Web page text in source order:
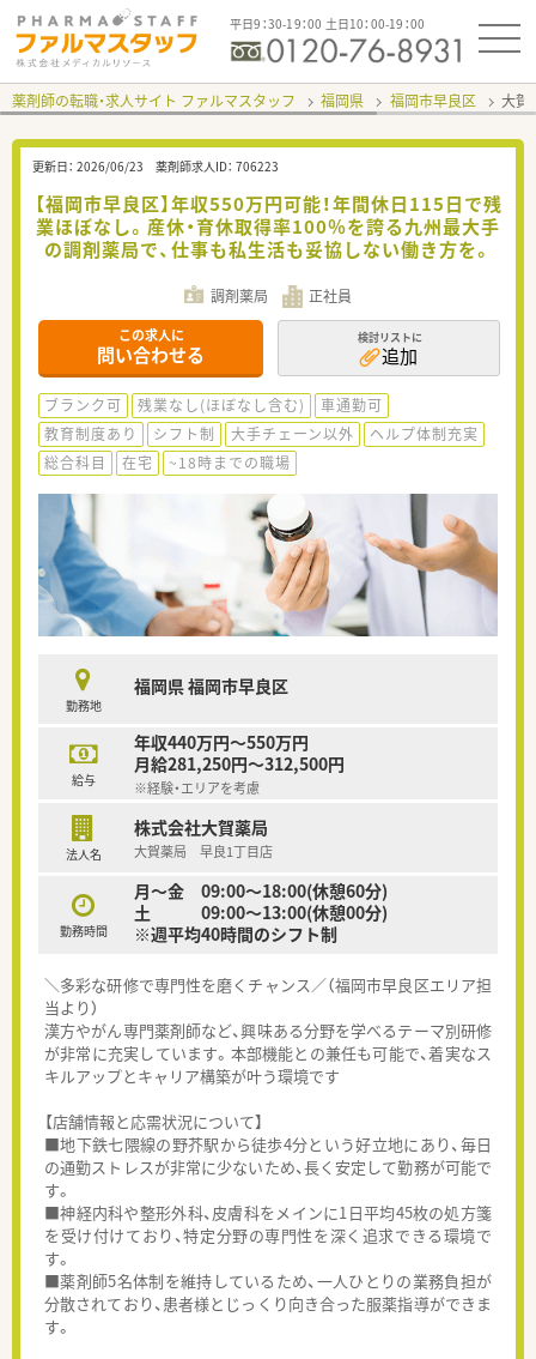
平日9：30-19：00 土日10：00-19：00
薬剤師の転職・求人サイト ファルマスタッフ 福岡県 福岡市早良区 大賀
更新日： 2026/06/23 薬剤師求人ID： 706223
【福岡市早良区】年収550万円可能！年間休日115日で残
業ほぼなし。産休・育休取得率100％を誇る九州最大手
の調剤薬局で、仕事も私生活も妥協しない働き方を。
調剤薬局 正社員
この求人に
問い合わせる
検討リストに
追加
ブランク可 残業なし(ほぼなし含む)
車通勤可
教育制度あり
シフト制 大手チェーン以外
ヘルプ体制充実
総合科目
在宅 ~18時までの職場
勤務地
福岡県 福岡市早良区
給与
年収440万円～550万円
月給281,250円～312,500円
※経験・エリアを考慮
法人名
株式会社大賀薬局
大賀薬局 早良1丁目店
勤務時間
月～金 09:00～18:00(休憩60分)
土 09:00～13:00(休憩00分)
※週平均40時間のシフト制
＼多彩な研修で専門性を磨くチャンス／（福岡市早良区エリア担
当より）
漢方やがん専門薬剤師など、興味ある分野を学べるテーマ別研修
が非常に充実しています。本部機能との兼任も可能で、着実なス
キルアップとキャリア構築が叶う環境です
【店舗情報と応需状況について】
■地下鉄七隈線の野芥駅から徒歩4分という好立地にあり、毎日
の通勤ストレスが非常に少ないため、長く安定して勤務が可能で
す。
■神経内科や整形外科、皮膚科をメインに1日平均45枚の処方箋
を受け付けており、特定分野の専門性を深く追求できる環境で
す。
■薬剤師5名体制を維持しているため、一人ひとりの業務負担が
分散されており、患者様とじっくり向き合った服薬指導ができま
す。